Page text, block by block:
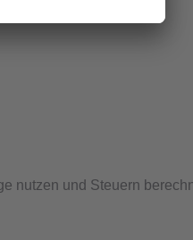
nutzen und Steuern